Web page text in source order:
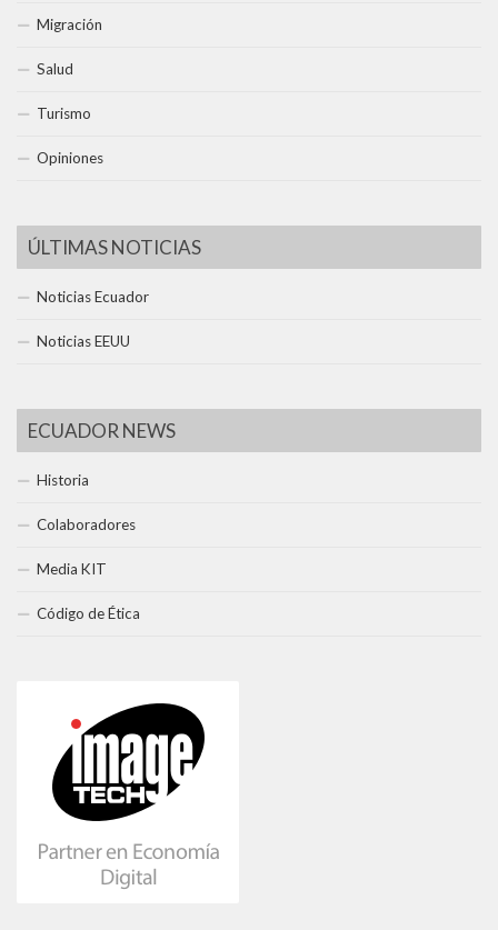
Migración
Salud
Turismo
Opiniones
ÚLTIMAS NOTICIAS
Noticias Ecuador
Noticias EEUU
ECUADOR NEWS
Historia
Colaboradores
Media KIT
Código de Ética